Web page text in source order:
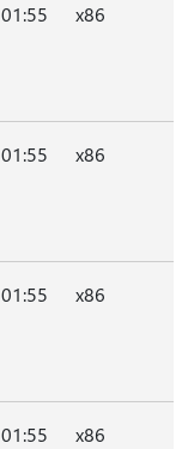
01:55 x86
01:55 x86
01:55 x86
01:55 x86